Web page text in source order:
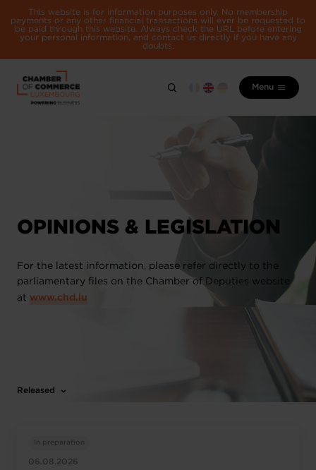
This website is for information purposes only. No membership
payments or any other financial transactions will ever be requested to
be paid through this website. Always check the URL before entering
your personal information, and contact us directly if you have any
doubts.
Menu
OPINIONS & LEGISLATION
For the latest information, please refer directly to the
parliamentary files on the Chamber of Deputies website
at www.chd.lu
Released
06.08.2026
In preparation